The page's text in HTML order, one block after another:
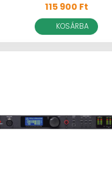
115 900 Ft
KOSÁRBA